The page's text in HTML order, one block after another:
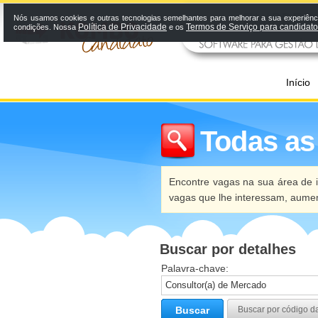
Início
Todas
Encontre vagas na sua área
vagas que lhe interessam,
Buscar por detalhes
Palavra-chave:
Buscar Buscar por código
Nós usamos cookies e outras tecnologias semelhantes para melhorar a sua
condições. Nossa Política de Privacidade e os Termos de Serviço para